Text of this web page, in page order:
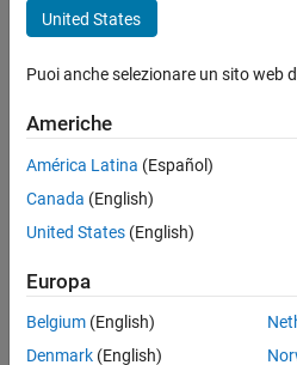
positive
or logical
values.
Error in
(line 8)
mr(t)=mi-
(t​./tb));
United States
Puoi anche selezionare un sito web
Americhe
América Latina (Español)
Canada (English)
United States (English)
Europa
Belgium (English)
Denmark (English)